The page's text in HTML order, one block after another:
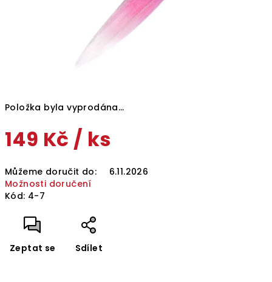
Položka byla vyprodána…
149 Kč / ks
cena:
Můžeme doručit do:
6.11.2026
Možnosti doručení
Kód: 4-7
Zeptat se Sdílet